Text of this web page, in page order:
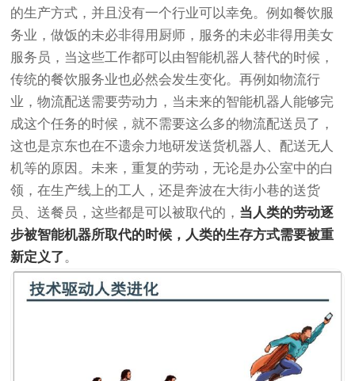
的生产方式，并且没有一个行业可以幸免。例如餐饮服
务业，做饭的未必非得用厨师，服务的未必非得用美女
服务员，当这些工作都可以由智能机器人替代的时候，
传统的餐饮服务业也必然会发生变化。再例如物流行
业，物流配送需要劳动力，当未来的智能机器人能够完
成这个任务的时候，就不需要这么多的物流配送员了，
这也是京东也在不遗余力地研发送货机器人、配送无人
机等的原因。未来，重复的劳动，无论是办公室中的白
领，在生产线上的工人，还是奔波在大街小巷的送货
员、送餐员，这些都是可以被取代的， 当人类的劳动逐
步被智能机器所取代的时候，人类的生存方式需要被重
新定义了。